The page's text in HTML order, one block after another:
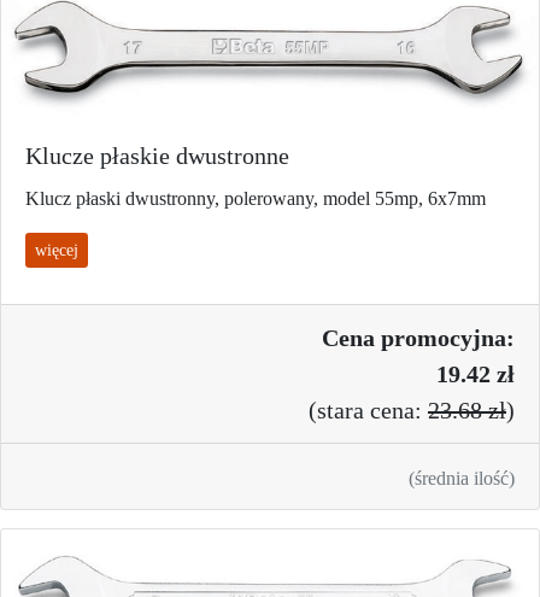
Klucze płaskie dwustronne
Klucz płaski dwustronny, polerowany, model 55mp, 6x7mm
więcej
Cena promocyjna:
19.42 zł
(stara cena: 23.68 zł)
(średnia ilość)